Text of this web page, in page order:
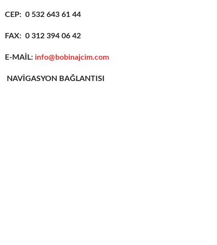
CEP: 0 532 643 61 44
FAX: 0 312 394 06 42
E-MAİL: info@bobinajcim.com
NAVİGASYON BAĞLANTISI